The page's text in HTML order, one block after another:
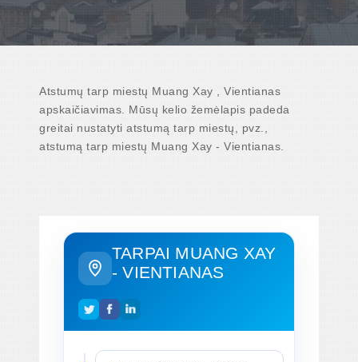
Atstumų tarp miestų Muang Xay , Vientianas
apskaičiavimas. Mūsų kelio žemėlapis padeda
greitai nustatyti atstumą tarp miestų, pvz.,
atstumą tarp miestų Muang Xay - Vientianas.
TARPAI MUANG XAY
- VIENTIANAS